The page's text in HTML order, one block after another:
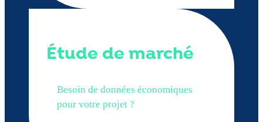
Étude de marché
Besoin de données économiques
pour votre projet ?